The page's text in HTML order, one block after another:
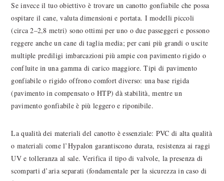
Se invece il tuo obiettivo è trovare un canotto gonfiabile che possa
ospitare il cane, valuta dimensioni e portata. I modelli piccoli
(circa 2–2,8 metri) sono ottimi per uno o due passeggeri e possono
reggere anche un cane di taglia media; per cani più grandi o uscite
multiple prediligi imbarcazioni più ampie con pavimento rigido o
confluite in una gamma di carico maggiore. Tipi di pavimento
gonfiabile o rigido offrono comfort diverso: una base rigida
(pavimento in compensato o HTP) dà stabilità, mentre un
pavimento gonfiabile è più leggero e riponibile.
La qualità dei materiali del canotto è essenziale: PVC di alta qualità
o materiali come l’Hypalon garantiscono durata, resistenza ai raggi
UV e tolleranza al sale. Verifica il tipo di valvole, la presenza di
scomparti d’aria separati (fondamentale per la sicurezza in caso di